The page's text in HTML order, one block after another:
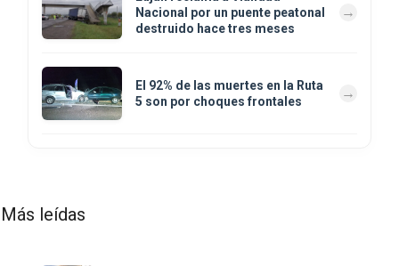
Nacional por un puente peatonal
destruido hace tres meses
El 92% de las muertes en la Ruta
5 son por choques frontales
Más leídas